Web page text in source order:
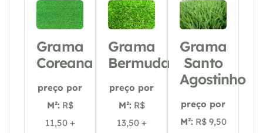
Grama
Coreana
preço por
M²: R$
11,50 +
Grama
Bermuda
preço por
M²: R$
13,50 +
Grama
Santo
Agostinho
preço por
M²: R$ 9,50